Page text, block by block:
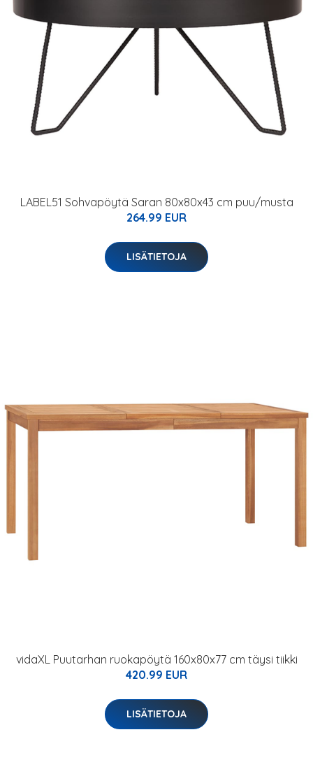
LABEL51 Sohvapöytä Saran 80x80x43 cm puu/musta
264.99 EUR
LISÄTIETOJA
vidaXL Puutarhan ruokapöytä 160x80x77 cm täysi tiikki
420.99 EUR
LISÄTIETOJA